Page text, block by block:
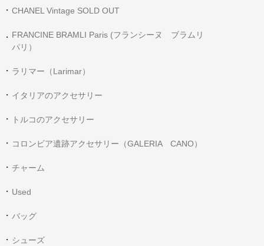
CHANEL Vintage SOLD OUT
FRANCINE BRAMLI Paris (フランシーヌ ブラムリ
パリ）
ラリマー（Larimar）
イタリアのアクセサリー
トルコのアクセサリー
コロンビア遺跡アクセサリー（GALERIA CANO）
チャーム
Used
バッグ
シューズ